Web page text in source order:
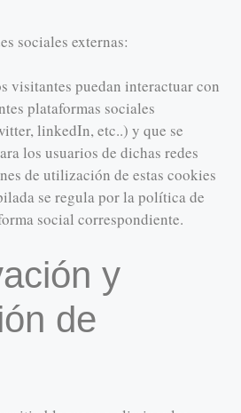
sociales externas:
visitantes puedan interactuar con
plataformas sociales
linkedIn, etc..) y que se
los usuarios de dichas redes
de utilización de estas cookies
se regula por la política de
social correspondiente.
y
de